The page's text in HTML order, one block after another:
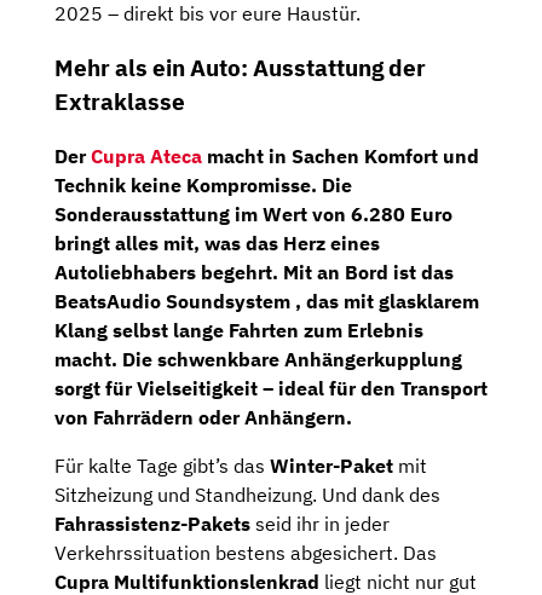
2025 – direkt bis vor eure Haustür.
Mehr als ein Auto: Ausstattung der
Extraklasse
DerCupra Ateca macht in Sachen Komfort und
Technik keine Kompromisse. Die
Sonderausstattung im Wert von 6.280 Euro
bringt alles mit, was das Herz eines
Autoliebhabers begehrt. Mit an Bord ist das
BeatsAudio Soundsystem , das mit glasklarem
Klang selbst lange Fahrten zum Erlebnis
macht. Die schwenkbare Anhängerkupplung
sorgt für Vielseitigkeit – ideal für den Transport
von Fahrrädern oder Anhängern.
Für kalte Tage gibt’s das Winter-Paket mit
Sitzheizung und Standheizung. Und dank des
Fahrassistenz-Pakets seid ihr in jeder
Verkehrssituation bestens abgesichert. Das
Cupra Multifunktionslenkrad liegt nicht nur gut